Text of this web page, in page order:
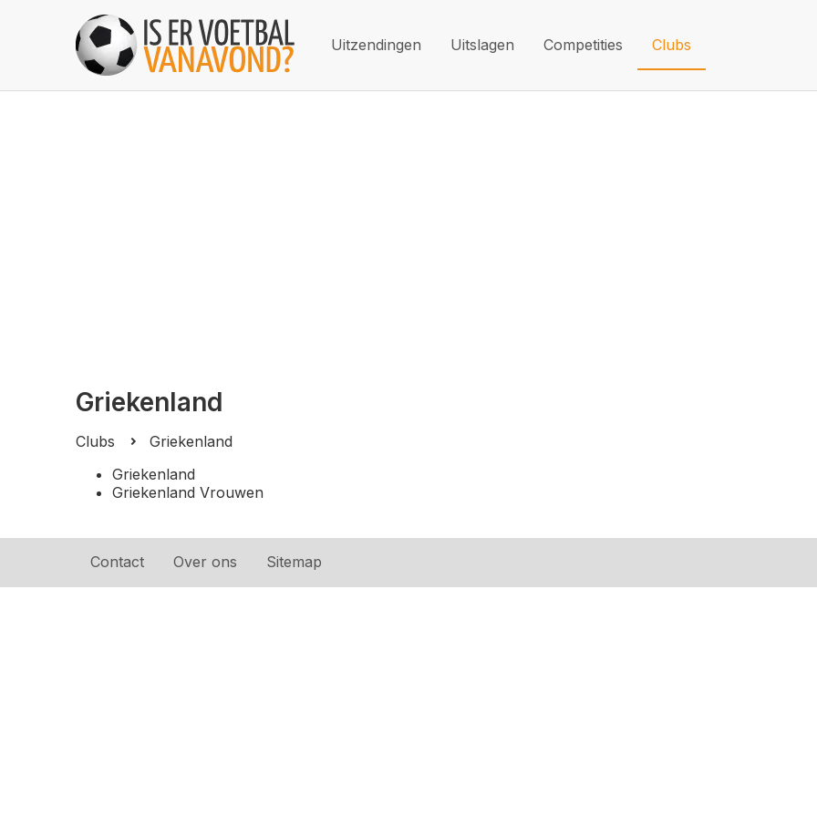
Uitzendingen Uitslagen Competities Clubs
Griekenland
Clubs
Griekenland
Griekenland
Griekenland Vrouwen
Contact Over ons Sitemap